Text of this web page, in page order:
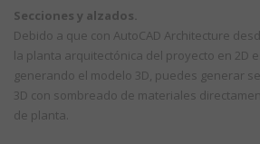
Secciones y alzados.
Debido a que con AutoCAD Architecture
la planta arquitectónica del proyecto en 2D
generando el modelo 3D, puedes generar
3D con sombreado de materiales
de planta.